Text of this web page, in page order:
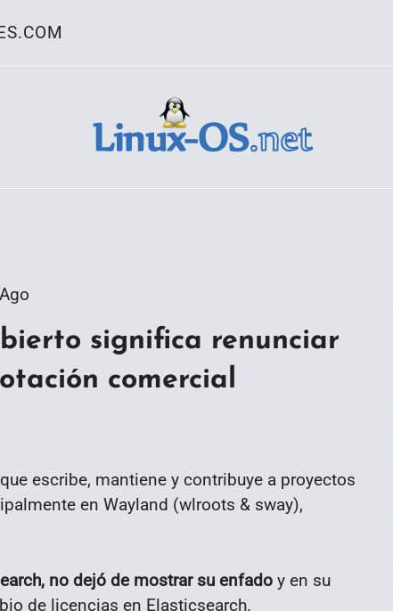
significa renunciar
comercial
escribe, mantiene y contribuye a proyectos
en Wayland (wlroots & sway),
no dejó de mostrar su enfado y en su
de licencias en Elasticsearch.